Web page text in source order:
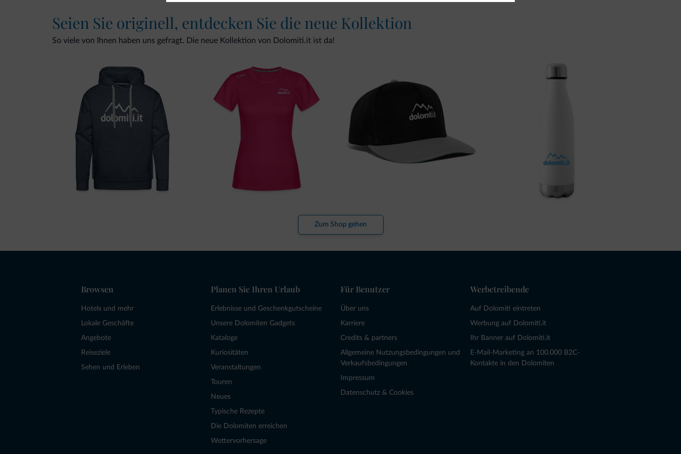
Seien Sie originell, entdecken Sie die neue Kollektion
So viele von Ihnen haben uns gefragt. Die neue Kollektion von Dolomiti.it ist da!
Zum Shop gehen
Browsen
Hotels und mehr
Lokale Geschäfte
Angebote
Reiseziele
Sehen und Erleben
Planen Sie Ihren Urlaub
Erlebnisse und Geschenkgutscheine
Unsere Dolomiten Gadgets
Kataloge
Kuriositäten
Veranstaltungen
Touren
Neues
Typische Rezepte
Die Dolomiten erreichen
Wettervorhersage
Für Benutzer
Über uns
Karriere
Credits & partners
Allgemeine Nutzungsbedingungen und
Verkaufsbedingungen
Impressum
Datenschutz & Cookies
Werbetreibende
Auf Dolomiti eintreten
Werbung auf Dolomiti.it
Ihr Banner auf Dolomiti.it
E-Mail-Marketing an 100.000 B2C-
Kontakte in den Dolomiten